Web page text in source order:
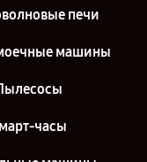
печи
машины
часы